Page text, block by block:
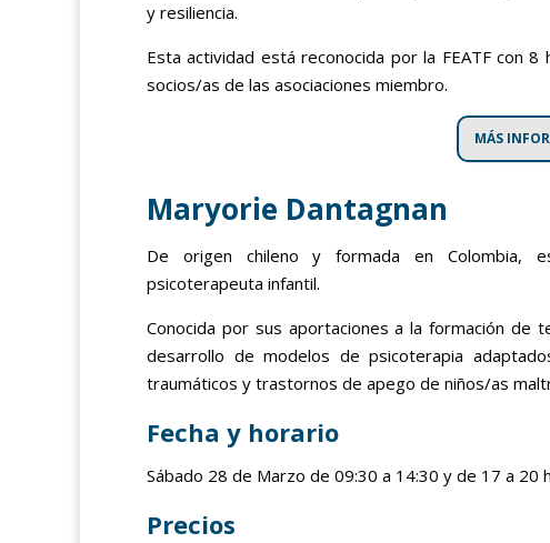
y resiliencia.
Esta actividad está reconocida por la FEATF con
socios/as de las asociaciones miembro.
MÁS
Maryorie Dantagnan
De origen chileno y formada en Colombia,
psicoterapeuta infantil.
Conocida por sus aportaciones a la formación de
desarrollo de modelos de psicoterapia
traumáticos y trastornos de apego de niños/as
Fecha y horario
Sábado 28 de Marzo de 09:30 a 14:30 y de 17 a 20
Precios